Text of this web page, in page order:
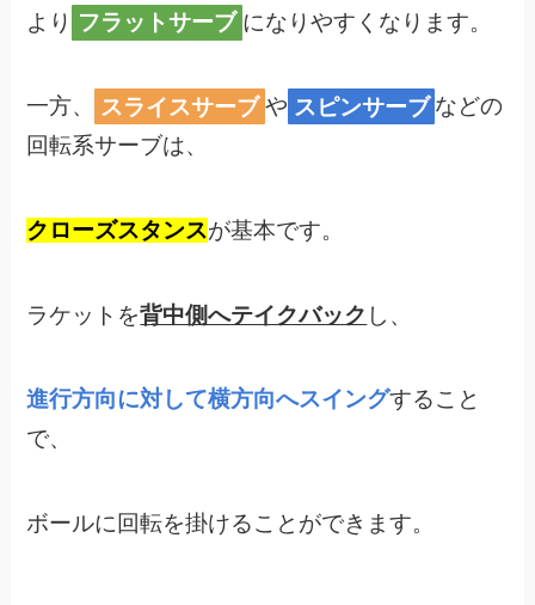
より フラットサーブ になりやすくなります。
一方、 スライスサーブ や スピンサーブ などの
回転系サーブは、
クローズスタンスが基本です。
ラケットを背中側へテイクバック し、
進行方向に対して横方向へスイングすること
で、
ボールに回転を掛けることができます。